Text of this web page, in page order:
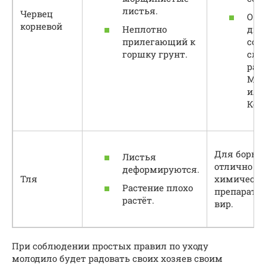
Червец
корневой
листья.
Неплотно
прилегающий к
горшку грунт.
или
Тля
Листья
деформируются.
Растение плохо
растёт.
Для
отлично
препарат
вир.
При соблюдении простых правил по уходу
молодило будет радовать своих хозяев своим